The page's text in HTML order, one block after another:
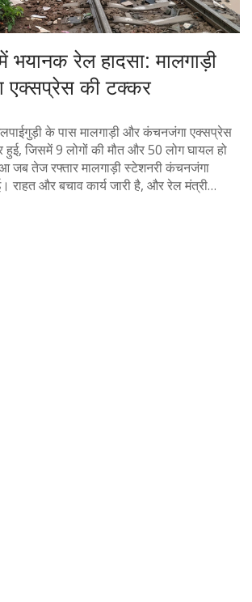
भयानक रेल हादसा: मालगाड़ी
की टक्कर
के पास मालगाड़ी और कंचनजंगा एक्सप्रेस
जिसमें 9 लोगों की मौत और 50 लोग घायल हो
जब तेज रफ्तार मालगाड़ी स्टेशनरी कंचनजंगा
और बचाव कार्य जारी है, और रेल मंत्री